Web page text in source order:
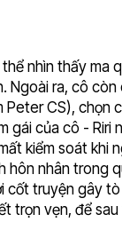
nhìn thấy ma
Ngoài ra, cô
Peter CS), chọn
gái của cô - Riri
kiểm soát khi
hôn nhân trong
cốt truyện gây
trọn vẹn, để